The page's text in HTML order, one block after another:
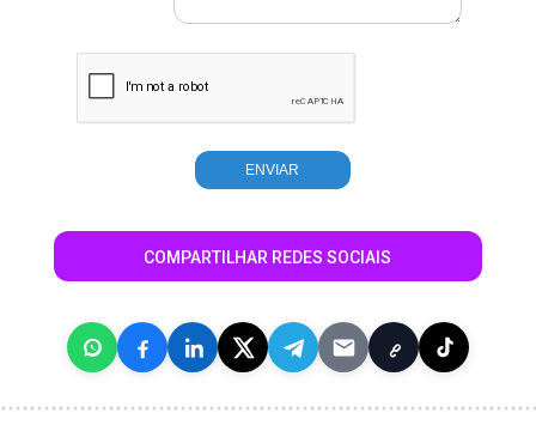
COMPARTILHAR REDES SOCIAIS